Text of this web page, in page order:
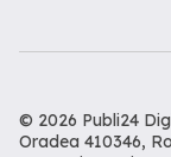
© 2026 Publi24
Oradea 410346,